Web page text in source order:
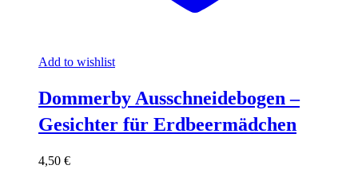
Add to wishlist
Dommerby Ausschneidebogen –
Gesichter für Erdbeermädchen
4,50 €